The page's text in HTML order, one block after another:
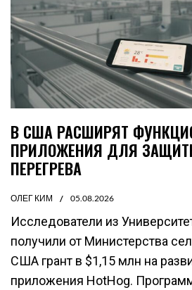
В США РАСШИРЯТ
ПРИЛОЖЕНИЯ ДЛЯ
ПЕРЕГРЕВА
ОЛЕГ КИМ 05.08.2026
Исследователи из
получили от Министерства
США грант в $1,15 млн на
приложения HotHog.